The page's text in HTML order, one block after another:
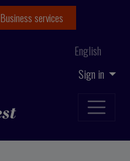
Sign in
English
Business services